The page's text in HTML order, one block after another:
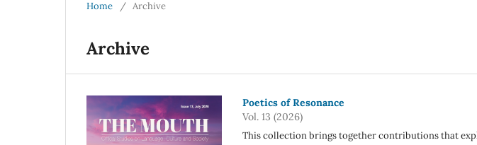
Home / Archive
Archive
Poetics of Resonance
Vol. 13 (2026)
This collection brings together contributions that